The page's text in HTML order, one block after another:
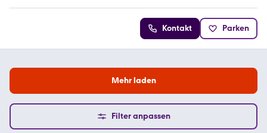
Kontakt Parken
Mehr laden
Filter anpassen